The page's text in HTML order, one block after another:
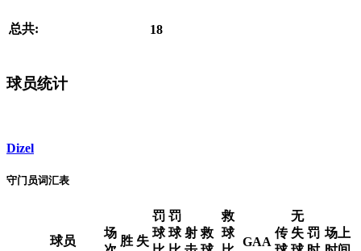
总共: 18
球员统计
Dizel
守门员词汇表
球员
场
胜 失
罚
球
罚
球 射 救
救
球
GAA
传
无
失 罚 场上